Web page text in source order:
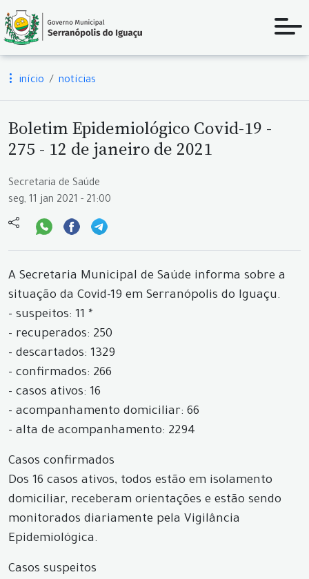
início notícias
Boletim Epidemiológico Covid-19 -
275 - 12 de janeiro de 2021
Secretaria de Saúde
seg, 11 jan 2021 - 21:00
A Secretaria Municipal de Saúde informa sobre a
situação da Covid-19 em Serranópolis do Iguaçu.
- suspeitos: 11 *
- recuperados: 250
- descartados: 1329
- confirmados: 266
- casos ativos: 16
- acompanhamento domiciliar: 66
- alta de acompanhamento: 2294
Casos confirmados
Dos 16 casos ativos, todos estão em isolamento
domiciliar, receberam orientações e estão sendo
monitorados diariamente pela Vigilância
Epidemiológica.
Casos suspeitos